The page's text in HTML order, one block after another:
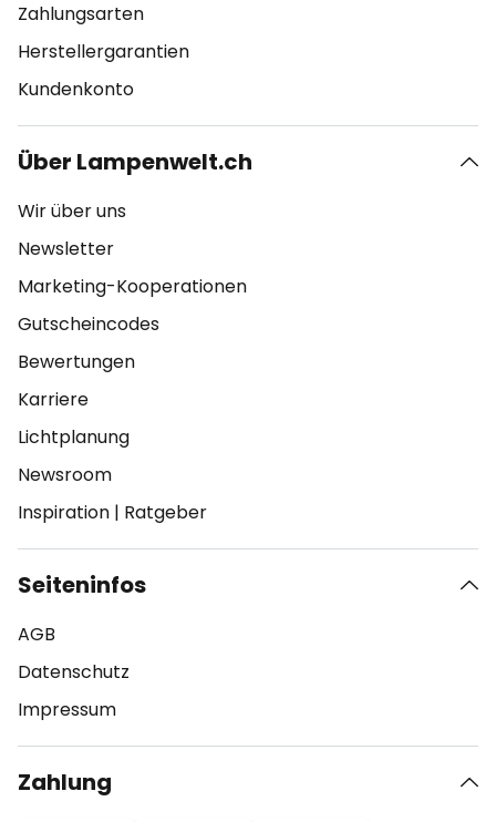
Zahlungsarten
Herstellergarantien
Kundenkonto
Über Lampenwelt.ch
Wir über uns
Newsletter
Marketing-Kooperationen
Gutscheincodes
Bewertungen
Karriere
Lichtplanung
Newsroom
Inspiration | Ratgeber
Seiteninfos
AGB
Datenschutz
Impressum
Zahlung